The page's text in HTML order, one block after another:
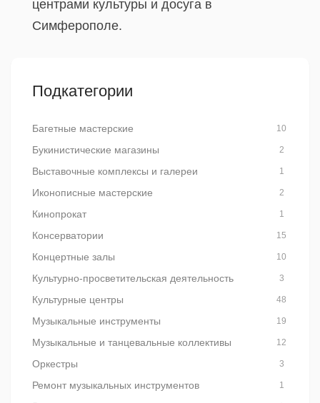
центрами культуры и досуга в
Симферополе.
Подкатегории
Багетные мастерские 10
Букинистические магазины 2
Выставочные комплексы и галереи 1
Иконописные мастерские 2
Кинопрокат 1
Консерватории 15
Концертные залы 10
Культурно-просветительская деятельность 3
Культурные центры 48
Музыкальные инструменты 19
Музыкальные и танцевальные коллективы 12
Оркестры 3
Ремонт музыкальных инструментов 1